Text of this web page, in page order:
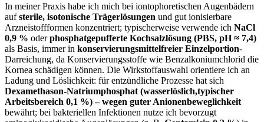
In meiner Praxis ⁢habe ich mich bei‍ iontophoretischen Augenbädern
aufsterile, isotonische Trägerlösungen und ‍gut ionisierbare
Arzneistoffformen ⁣konzentriert; typischerweise verwende ⁢ich NaCl
0,9 % oderphosphatgepufferte Kochsalzlösung (PBS, pH ≈ 7,4)
als Basis, immer in konservierungsmittelfreier‍ Einzelportion-
Darreichung, da Konservierungsstoffe wie Benzalkoniumchlorid die
Kornea ⁤schädigen können.​ Die Wirkstoffauswahl orientiere​ ich an
Ladung und Löslichkeit: für entzündliche Prozesse hat sich
Dexamethason‑Natriumphosphat (wasserlöslich,typischer
Arbeitsbereich 0,1 %) – wegen guter Anionenbeweglichkeit
bewährt; bei bakteriellen Infektionen nutze ich bevorzugt